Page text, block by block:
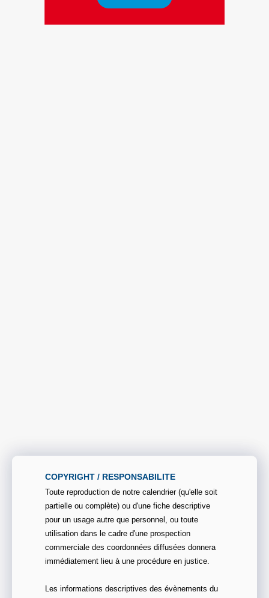
COPYRIGHT / RESPONSABILITE
Toute reproduction de notre calendrier (qu'elle soit
partielle ou complète) ou d'une fiche descriptive
pour un usage autre que personnel, ou toute
utilisation dans le cadre d'une prospection
commerciale des coordonnées diffusées donnera
immédiatement lieu à une procédure en justice.
Les informations descriptives des évènements du